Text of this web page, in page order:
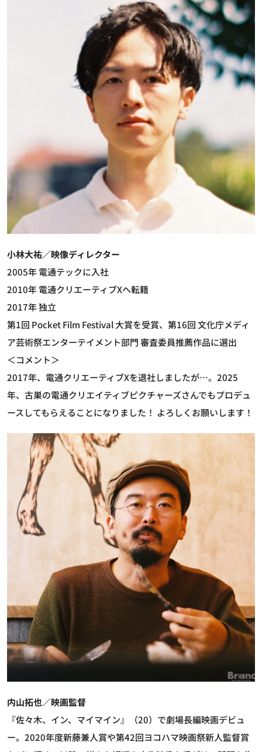
小林大祐／映像ディレクター
2005年 電通テックに入社
2010年 電通クリエーティブXへ転籍
2017年 独立
第1回 Pocket Film Festival 大賞を受賞、第16回 文化庁メディ
ア芸術祭エンターテイメント部門 審査委員推薦作品に選出
＜コメント＞
2017年、電通クリエーティブXを退社しましたが…。2025
年、古巣の電通クリエイティブピクチャーズさんでもプロデュ
ースしてもらえることになりました！ よろしくお願いします！
内山拓也／映画監督
『佐々木、イン、マイマイン』（20）で劇場長編映画デビュ
ー。2020年度新藤兼人賞や第42回ヨコハマ映画祭新人監督賞